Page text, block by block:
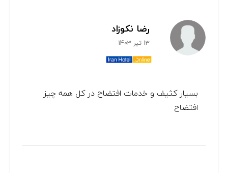
رضا نکوزاد
13 تیر 1403
بسیار کثیف و خدمات افتضاح در کل همه چیز
افتضاح